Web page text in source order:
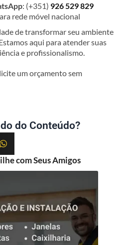
: (+351) 926 529 829
rede móvel nacional
de transformar seu ambiente
aqui para atender suas
e profissionalismo.
um orçamento sem
do Conteúdo?
com Seus Amigos